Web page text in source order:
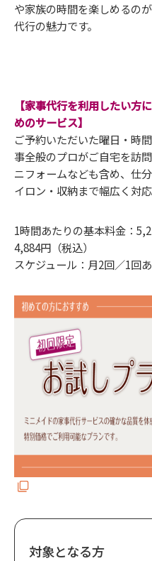
や家族の時間を楽しめるの
代行の魅力です。
【家事代行を利用したい方
めのサービス】
ご予約いただいた曜日・時
事全般のプロがご自宅を訪
ニフォームなども含め、仕
イロン・収納まで幅広く対応
1時間あたりの基本料金：
4,884円（税込）
スケジュール：月2回／1回
対象となる方